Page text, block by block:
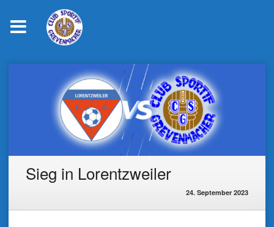
Sieg in Lorentzweiler
24. September 2023